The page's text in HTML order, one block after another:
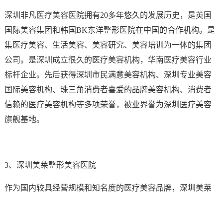
深圳非凡医疗美容医院拥有20多年悠久的发展历史，是英国
国际美容集团和韩国BK东洋整形医院在中国的合作机构。是
集医疗美容、生活美容、美容研究、美容培训为一体的集团
公司。是深圳成立很久的医疗美容机构，华南医疗美容行业
标杆企业。先后获得深圳市民满意美容机构、深圳专业美容
国际美容机构、珠三角消费者喜爱的品牌美容机构、消费者
信赖的医疗美容机构等多项荣誉，被业界誉为深圳医疗美容
旗舰基地。
3、深圳美莱整形美容医院
作为国内较具经营规模和知名度的医疗美容品牌，深圳美莱